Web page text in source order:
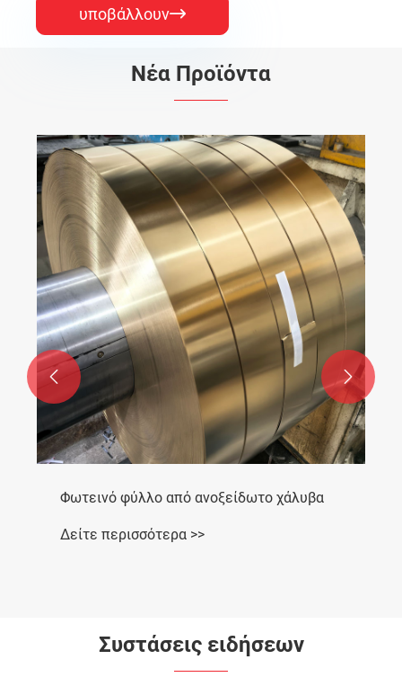
υποβάλλουν
Νέα Προϊόντα
Φωτεινό φύλλο από ανοξείδωτο χάλυβα
Δείτε περισσότερα >>
 
Συστάσεις ειδήσεων